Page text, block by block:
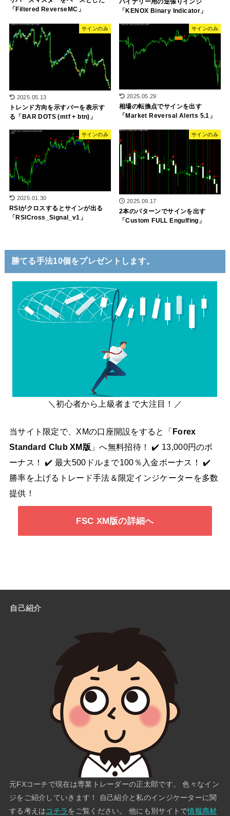
「Filtered ReverseMC」
バイナリー用の逆張りインジ
「KENOX Binary Indicator」
サインのみ
2025.05.13
トレンド方向を示すバーを表示す
る「BAR DOTS (mtf + btn)」
サインのみ
2025.05.29
相場の転換点でサインを出す
「Market Reversal Alerts 5.1」
サインのみ
2025.01.30
RSIがクロスするとサインが出る
「RSICross_Signal_v1」
サインのみ
2025.09.17
2本のパターンでサインを出す
「Custom FULL Engulfing」
勝てる手法10個をプレゼントします。
＼初心者から上級者まで大注目！／
当サイト限定で、XMの口座開設をすると「 Forex
Standard Club XM版 」へ無料招待！ ✔️ 13,000円のボ
ーナス！ ✔️ 最大500ドルまで100％入金ボーナス！ ✔️
勝率を上げるトレード手法＆限定インジケーターを多数
提供！
FSC XM版の詳細へ
自己紹介
元FXコーチで現在は専業トレーダーの正太郎です。 色々なイン
ジをご紹介していきます！ 自己紹介と私のインジケーターに関
する考えはコチラをご覧ください。 他にも別サイトで情報商材